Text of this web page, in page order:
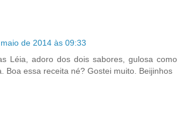
de 2014 às 09:33
Léia, adoro dos dois sabores, gulosa como
Boa essa receita né? Gostei muito. Beijinhos